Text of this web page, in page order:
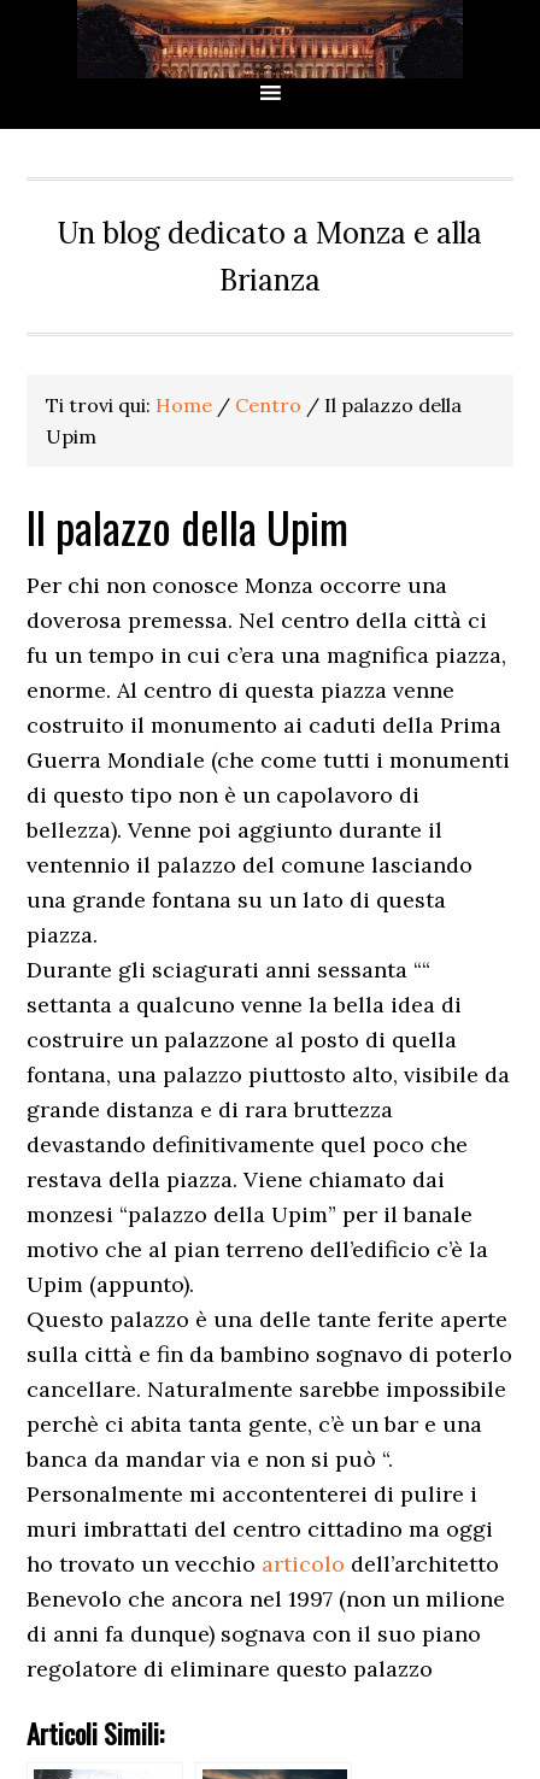
Un blog dedicato a Monza e alla
Brianza
Ti trovi qui: Home / Centro / Il palazzo della
Upim
Il palazzo della Upim
Per chi non conosce Monza occorre una
doverosa premessa. Nel centro della città ci
fu un tempo in cui c’era una magnifica piazza,
enorme. Al centro di questa piazza venne
costruito il monumento ai caduti della Prima
Guerra Mondiale (che come tutti i monumenti
di questo tipo non è un capolavoro di
bellezza). Venne poi aggiunto durante il
ventennio il palazzo del comune lasciando
una grande fontana su un lato di questa
piazza.
Durante gli sciagurati anni sessanta ““
settanta a qualcuno venne la bella idea di
costruire un palazzone al posto di quella
fontana, una palazzo piuttosto alto, visibile da
grande distanza e di rara bruttezza
devastando definitivamente quel poco che
restava della piazza. Viene chiamato dai
monzesi “palazzo della Upim” per il banale
motivo che al pian terreno dell’edificio c’è la
Upim (appunto).
Questo palazzo è una delle tante ferite aperte
sulla città e fin da bambino sognavo di poterlo
cancellare. Naturalmente sarebbe impossibile
perchè ci abita tanta gente, c’è un bar e una
banca da mandar via e non si può “.
Personalmente mi accontenterei di pulire i
muri imbrattati del centro cittadino ma oggi
ho trovato un vecchio articolo dell’architetto
Benevolo che ancora nel 1997 (non un milione
di anni fa dunque) sognava con il suo piano
regolatore di eliminare questo palazzo
Articoli Simili: